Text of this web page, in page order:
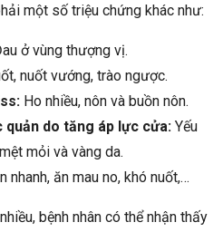
một số triệu chứng khác như:
ở vùng thượng vị.
nuốt vướng, trào ngược.
Ho nhiều, nôn và buồn nôn.
do tăng áp lực cửa: Yếu
mỏi và vàng da.
nhanh, ăn mau no, khó nuốt,…
bệnh nhân có thể nhận thấy